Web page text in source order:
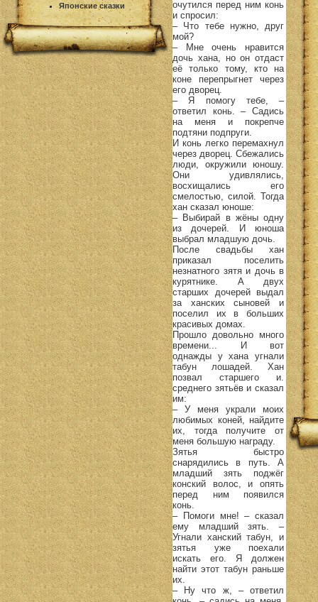
Японские сказки
очутился перед ним конь
и спросил:
– Что тебе нужно, друг
мой?
– Мне очень нравится
дочь хана, но он отдаст
её только тому, кто на
коне перепрыгнет через
его дворец.
– Я помогу тебе, –
ответил конь. – Садись
на меня и покрепче
подтяни подпруги.
И конь легко перемахнул
через дворец. Сбежались
люди, окружили юношу.
Они удивлялись,
восхищались его
смелостью, силой. Тогда
хан сказал юноше:
– Выбирай в жёны одну
из дочерей. И юноша
выбрал младшую дочь.
После свадьбы хан
приказал поселить
незнатного зятя и дочь в
курятнике. А двух
старших дочерей выдал
за ханских сыновей и
поселил их в больших
красивых домах.
Прошло довольно много
времени... И вот
однажды у хана угнали
табун лошадей. Хан
позвал старшего и.
среднего зятьёв и сказал
им:
– У меня украли моих
любимых коней, найдите
их, тогда получите от
меня большую награду.
Зятья быстро
снарядились в путь. А
младший зять поджёг
конский волос, и опять
перед ним появился
конь.
– Помоги мне! – сказал
ему младший зять. –
Угнали ханский табун, и
зятья уже поехали
искать его. Я должен
найти этот табун раньше
их.
– Ну что ж, – ответил